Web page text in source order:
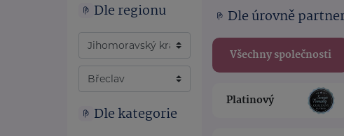
Dle regionu
Dle kategorie
Dle úrovně
Všechny společnosti
Platinový